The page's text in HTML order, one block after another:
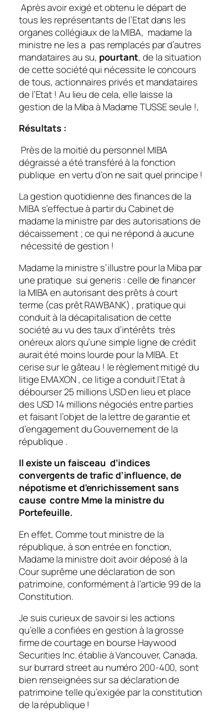
Après avoir exigé et obtenu le départ de
tous les représentants de l’Etat dans les
organes collégiaux de la MIBA, madame la
ministre ne les a pas remplacés par d’autres
mandataires au su, pourtant, de la situation
de cette société qui nécessite le concours
de tous, actionnaires privés et mandataires
de l’Etat ! Au lieu de cela, elle laisse la
gestion de la Miba à Madame TUSSE seule !,
Résultats :
Près de la moitié du personnel MIBA
dégraissé a été transféré à la fonction
publique en vertu d’on ne sait quel principe !
La gestion quotidienne des finances de la
MIBA s’effectue à partir du Cabinet de
madame la ministre par des autorisations de
décaissement ; ce qui ne répond à aucune
nécessité de gestion !
Madame la ministre s’illustre pour la Miba par
une pratique sui generis : celle de financer
la MIBA en autorisant des prêts à court
terme (cas prêt RAWBANK) , pratique qui
conduit à la décapitalisation de cette
société au vu des taux d’intérêts très
onéreux alors qu’une simple ligne de crédit
aurait été moins lourde pour la MIBA. Et
cerise sur le gâteau ! le règlement mitigé du
litige EMAXON , ce litige a conduit l’Etat à
débourser 25 millions USD en lieu et place
des USD 14 millions négociés entre parties
et faisant l’objet de la lettre de garantie et
d’engagement du Gouvernement de la
république .
Il existe un faisceau d’indices
convergents de trafic d’influence, de
népotisme et d’enrichissement sans
cause contre Mme la ministre du
Portefeuille.
En effet, Comme tout ministre de la
république, à son entrée en fonction,
Madame la ministre doit avoir déposé à la
Cour suprême une déclaration de son
patrimoine, conformément à l’article 99 de la
Constitution.
Je suis curieux de savoir si les actions
qu’elle a confiées en gestion à la grosse
firme de courtage en bourse Haywood
Securities Inc. établie à Vancouver, Canada,
sur burrard street au numéro 200-400, sont
bien renseignées sur sa déclaration de
patrimoine telle qu’exigée par la constitution
de la république !